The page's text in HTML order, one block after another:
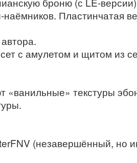
с амулетом и щитом из
текстуры
(незавершённый, но